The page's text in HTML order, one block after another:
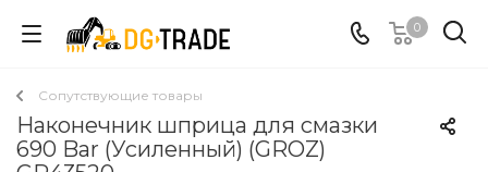
0
Сопутствующие товары
Наконечник шприца для смазки
690 Bar (Усиленный) (GROZ)